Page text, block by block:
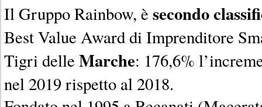
Il Gruppo Rainbow, è secondo
Best Value Award di Imprenditore
Tigri delle Marche: 176,6%
nel 2019 rispetto al 2018.